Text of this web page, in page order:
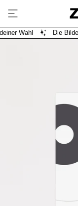
Inhalt
springen
Wahl Die Bilder